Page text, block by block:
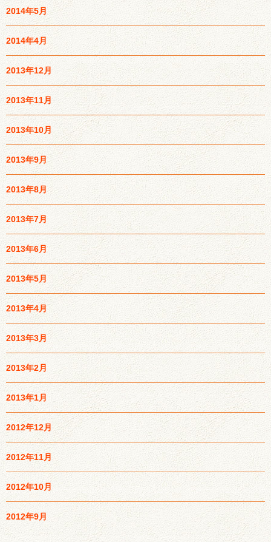
2014年5月
2014年4月
2013年12月
2013年11月
2013年10月
2013年9月
2013年8月
2013年7月
2013年6月
2013年5月
2013年4月
2013年3月
2013年2月
2013年1月
2012年12月
2012年11月
2012年10月
2012年9月